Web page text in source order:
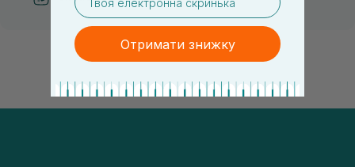
Отримати знижку